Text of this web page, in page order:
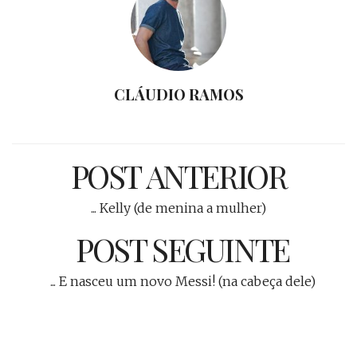
CLÁUDIO RAMOS
POST ANTERIOR
... Kelly (de menina a mulher)
POST SEGUINTE
... E nasceu um novo Messi! (na cabeça dele)